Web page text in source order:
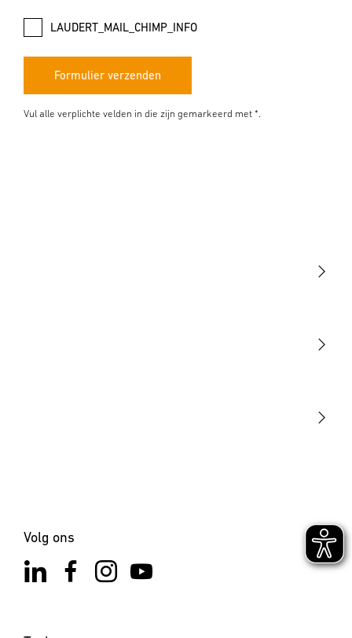
LAUDERT_MAIL_CHIMP_INFO
Formulier verzenden
Vul alle verplichte velden in die zijn gemarkeerd met *.
Volg ons